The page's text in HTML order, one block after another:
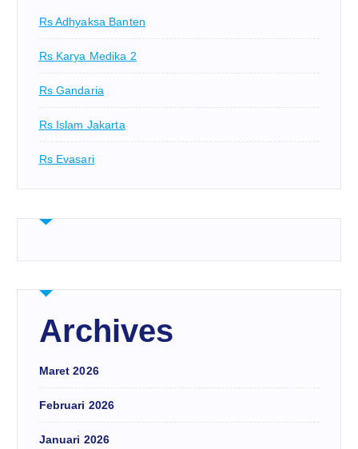
Rs Adhyaksa Banten
Rs Karya Medika 2
Rs Gandaria
Rs Islam Jakarta
Rs Evasari
Archives
Maret 2026
Februari 2026
Januari 2026